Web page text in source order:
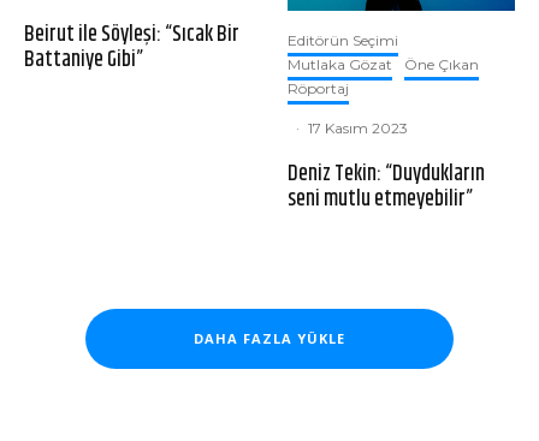
Beirut ile Söyleşi: “Sıcak Bir
Battaniye Gibi”
Editörün Seçimi
Mutlaka Gözat
Öne Çıkan
Röportaj
· 17 Kasım 2023
Deniz Tekin: “Duydukların
seni mutlu etmeyebilir”
DAHA FAZLA YÜKLE